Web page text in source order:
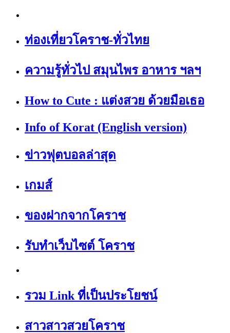
ท่องเที่ยวโคราช-ทั่วไทย
ความรู้ทั่วไป สมุนไพร อาหาร ฯลฯ
How to Cute : แต่งสวย ด้วยมือเธอ
Info of Korat (English version)
ข่าวฟุตบอลล่าสุด
เกมส์
ของฝากจากโคราช
รับทำเว็บไซต์ โคราช
รวม Link ที่เป็นประโยชน์
สาวสาวสวยโคราช